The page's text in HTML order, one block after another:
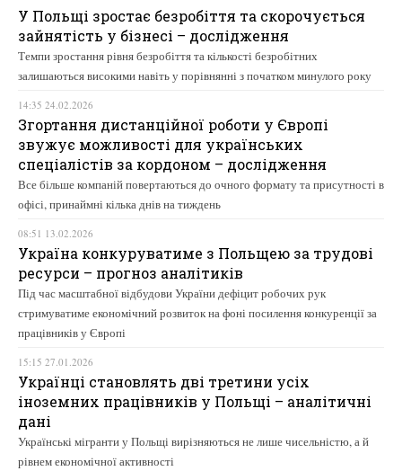
У Польщі зростає безробіття та скорочується
зайнятість у бізнесі – дослідження
Темпи зростання рівня безробіття та кількості безробітних
залишаються високими навіть у порівнянні з початком минулого року
14:35 24.02.2026
Згортання дистанційної роботи у Європі
звужує можливості для українських
спеціалістів за кордоном – дослідження
Все більше компаній повертаються до очного формату та присутності в
офісі, принаймні кілька днів на тиждень
08:51 13.02.2026
Україна конкуруватиме з Польщею за трудові
ресурси – прогноз аналітиків
Під час масштабної відбудови України дефіцит робочих рук
стримуватиме економічний розвиток на фоні посилення конкуренції за
працівників у Європі
15:15 27.01.2026
Українці становлять дві третини усіх
іноземних працівників у Польщі – аналітичні
дані
Українські мігранти у Польщі вирізняються не лише чисельністю, а й
рівнем економічної активності